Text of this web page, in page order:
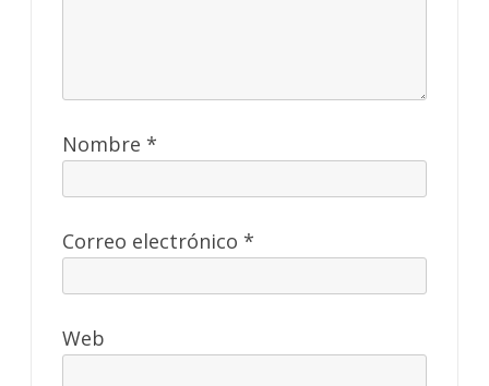
Nombre *
Correo electrónico *
Web